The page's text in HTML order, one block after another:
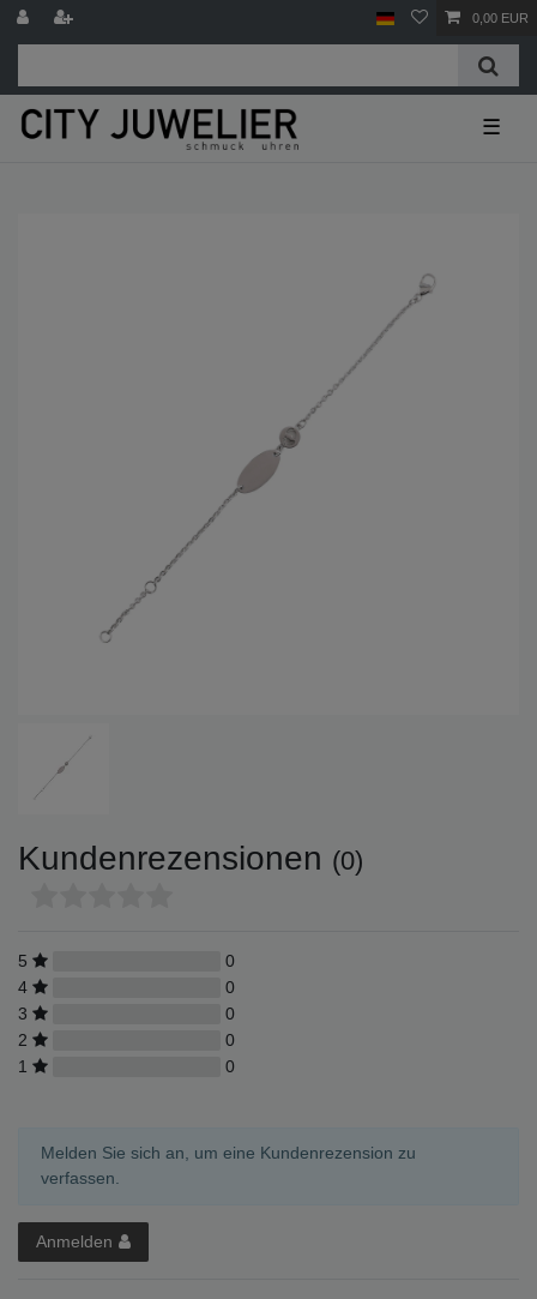
0,00 EUR
☰
Kundenrezensionen (0)
5
0
4
0
3
0
2
0
1
0
Melden Sie sich an, um eine Kundenrezension zu
verfassen.
Anmelden